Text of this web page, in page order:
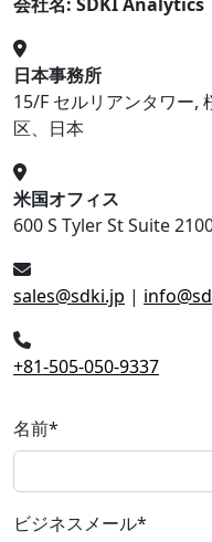
日本事務所
15/F セルリアンタワー,
区、日本
米国オフィス
600 S Tyler St Suite
sales@sdki.jp |
+81-505-050-9337
名前*
ビジネスメール*